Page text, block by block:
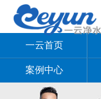
一云首页
案例中心